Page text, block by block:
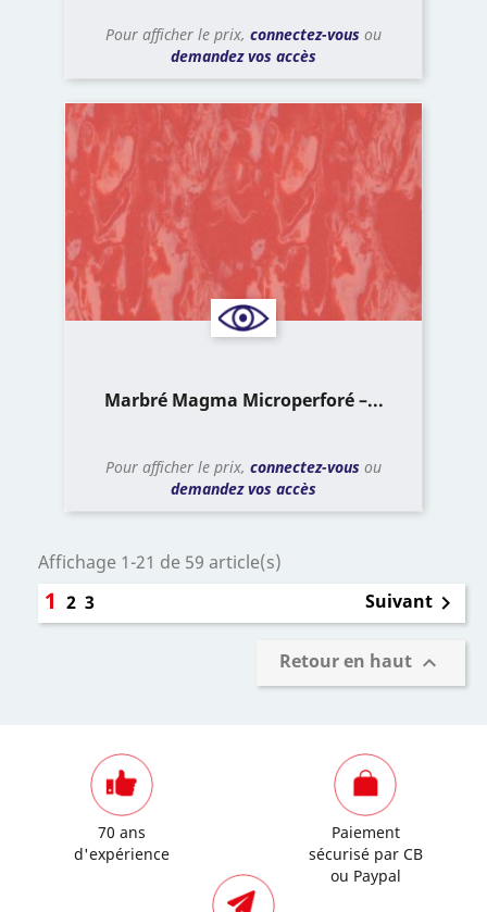
Pour afficher le prix, connectez-vous ou
demandez vos accès
Marbré Magma Microperforé –...
Pour afficher le prix, connectez-vous ou
demandez vos accès
Affichage 1-21 de 59 article(s)
1 2 3 Suivant 
Retour en haut 
70 ans
d'expérience
Paiement
sécurisé par CB
ou Paypal